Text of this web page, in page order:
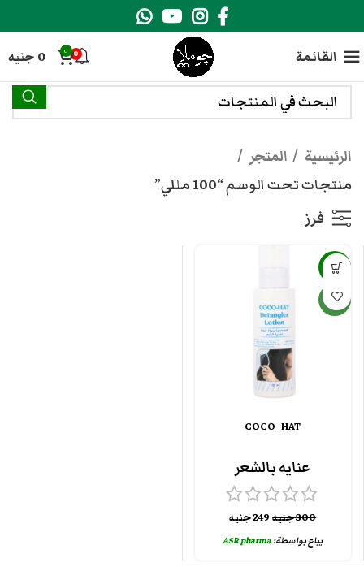
القائمة 0
0
0 جنيه
الرئيسية
المتجر
منتجات تحت الوسم “100 مللي”
فرز
-17%
جديد
COCO_HAT
عنايه بالشعر
300جنيه 249جنيه
يباع بواسطة:ASR pharma